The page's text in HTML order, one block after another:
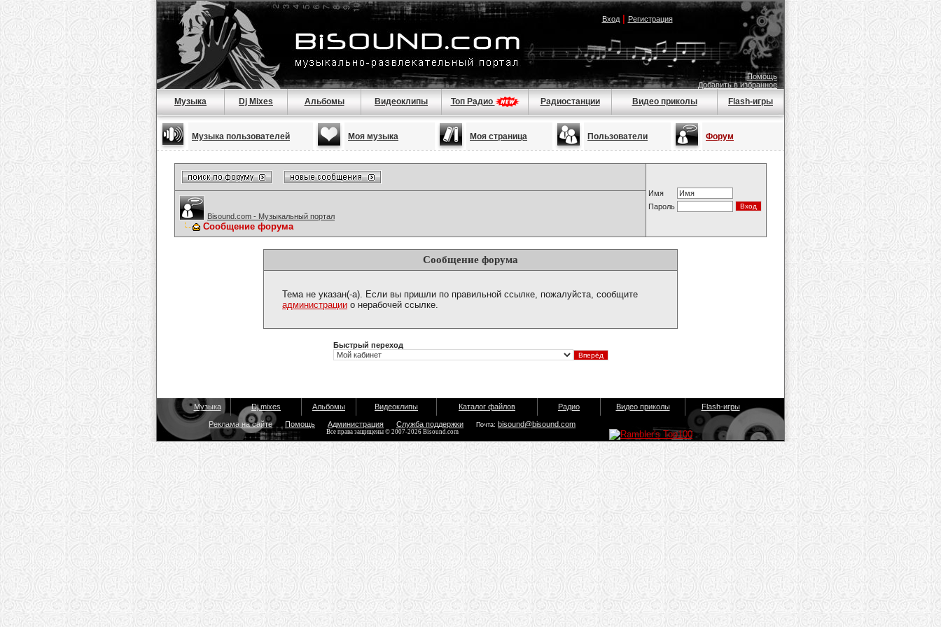
Вход| Регистрация
Помощь
Добавить в избранное
Музыка Dj Mixes Альбомы Видеоклипы Топ Радио Радиостанции Видео приколы Flash-игры
Музыка пользователей Моя музыка Моя страница Пользователи Форум
Имя
Пароль
Bisound.com - Музыкальный портал
Сообщение форума
Сообщение форума
Тема не указан(-а). Если вы пришли по правильной ссылке, пожалуйста, сообщите
администрации о нерабочей ссылке.
Быстрый переход
Музыка Dj mixes Альбомы Видеоклипы Каталог файлов Радио Видео приколы Flash-игры
Реклама на сайте Помощь Администрация Служба поддержки Почта: bisound@bisound.com
Все права защищены © 2007-2026 Bisound.com